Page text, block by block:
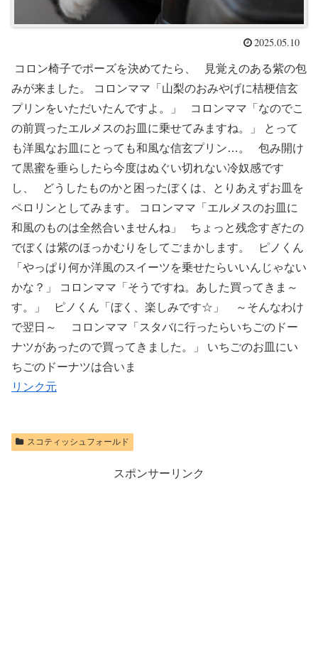
2025.05.10
コロン椅子でポーズを決めてたら、 見覚えのある紫の包
みが来ました。 コロンママ「山梨のおみやげに桔梗信玄
プリンをいただいたんですよ。」 コロンママ「なのでこ
の前買ったエルメスのお皿に乗せてみますね。」 とって
も洋風なお皿にとっても和風な信玄プリン…。 包み開け
て黒蜜を垂らしたら今度はぬぐい切れない冷奴感です
し、 どうしたものかと困ったぼくは、とりあえずお皿を
ペロリンとしてみます。 コロンママ「エルメスのお皿に
和風のものは全然合いませんね」 ちょっと残念すぎたの
でぼくは紫のほっかむりをしてごまかします。 ピノくん
「やっぱり何か洋風のスイーツを乗せたらいいんじゃない
かな？」 コロンママ「そうですね。あした買ってきま～
す。」 ピノくん「ぼく、楽しみです☆」 ～そんなわけ
で翌日～ コロンママ「スタバに行ったらいちごのドー
ナツがあったので買ってきました。」 いちごのお皿にい
ちごのドーナツは合いま
リンク元
スコティッシュフォールド
スポンサーリンク